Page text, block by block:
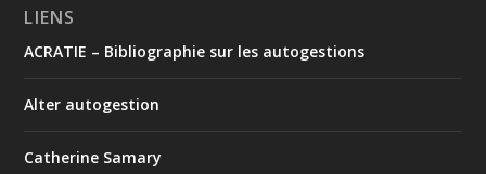
LIENS
ACRATIE – Bibliographie sur les autogestions
Alter autogestion
Catherine Samary